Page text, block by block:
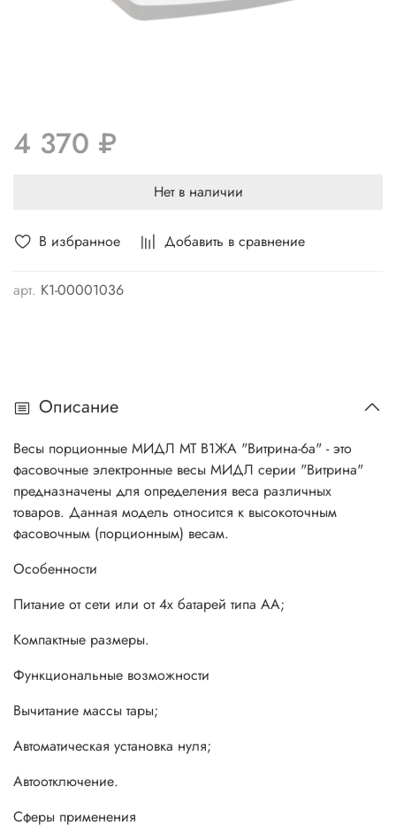
В избранное Добавить в сравнение
арт. K1-00001036
4 370 ₽
Нет в наличии
Описание
Весы порционные МИДЛ МТ В1ЖА "Витрина-6а" - это
фасовочные электронные весы МИДЛ серии "Витрина"
предназначены для определения веса различных
товаров. Данная модель относится к высокоточным
фасовочным (порционным) весам.
Особенности
Питание от сети или от 4х батарей типа АА;
Компактные размеры.
Функциональные возможности
Вычитание массы тары;
Автоматическая установка нуля;
Автоотключение.
Сферы применения